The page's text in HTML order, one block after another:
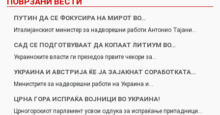
ПУТИН ДА СЕ ФОКУСИРА НА МИРОТ ВО…
Италијанскиот министер за надворешни работи Антонио Тајани…
САД СЕ ПОДГОТВУВААТ ДА КОПААТ ЛИТИУМ ВО…
Украинските власти ги презедоа првите чекори за…
УКРАИНА И АВСТРИЈА ЌЕ ЈА ЗАЈАКНАТ СОРАБОТКАТА…
Министрите за надворешни работи на Украина и…
ЦРНА ГОРА ИСПРАЌА ВОЈНИЦИ ВО УКРАИНА!
Црногорскиот парламент усвои одлука за испраќање припадници…